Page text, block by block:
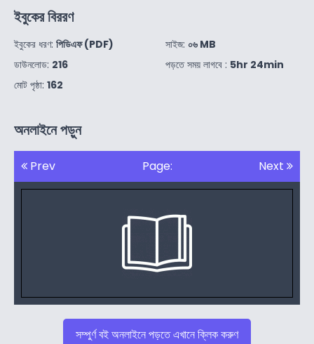
ইবুকের বিররণ
ইবুকের ধরণ: পিডিএফ (PDF)
ডাউনলোড: 216
মোট পৃষ্ঠা: 162
সাইজ: ০৬ MB
পড়তে সময় লাগবে : 5hr 24min
অনলাইনে পড়ুন
Prev Page: Next
সম্পুর্ণ বই অনলাইনে পড়তে এখানে ক্লিক করুণ